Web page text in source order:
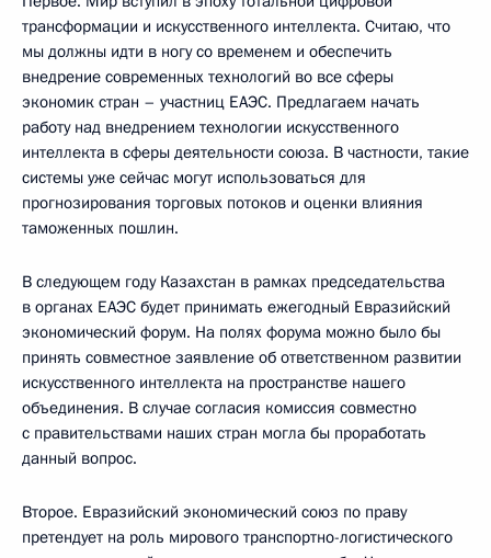
трансформации и искусственного интеллекта. Считаю, что
мы должны идти в ногу со временем и обеспечить
внедрение современных технологий во все сферы
экономик стран – участниц ЕАЭС. Предлагаем начать
работу над внедрением технологии искусственного
интеллекта в сферы деятельности союза. В частности, такие
системы уже сейчас могут использоваться для
прогнозирования торговых потоков и оценки влияния
таможенных пошлин.
В следующем году Казахстан в рамках председательства
в органах ЕАЭС будет принимать ежегодный Евразийский
экономический форум. На полях форума можно было бы
принять совместное заявление об ответственном развитии
искусственного интеллекта на пространстве нашего
объединения. В случае согласия комиссия совместно
с правительствами наших стран могла бы проработать
данный вопрос.
Второе. Евразийский экономический союз по праву
претендует на роль мирового транспортно-логистического